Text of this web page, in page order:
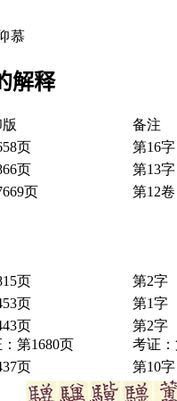
慕
解释
备注
页
第16字
页
第13字
页
第12卷
页
第2字
页 第1字
页
第1680页
第2字
考证
页 第10字